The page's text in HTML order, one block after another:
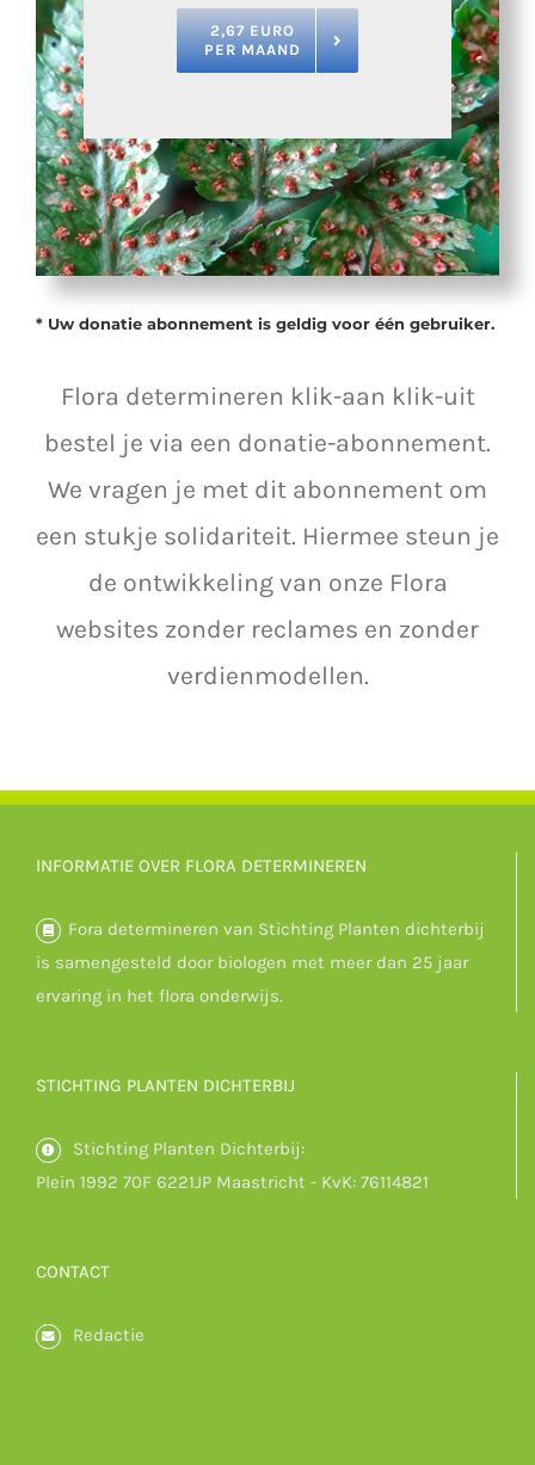
2,67 EURO
PER MAAND
* Uw donatie abonnement is geldig voor één gebruiker.
Flora determineren klik-aan klik-uit
bestel je via een donatie-abonnement.
We vragen je met dit abonnement om
een stukje solidariteit. Hiermee steun je
de ontwikkeling van onze Flora
websites zonder reclames en zonder
verdienmodellen.
INFORMATIE OVER FLORA DETERMINEREN
Fora determineren van Stichting Planten dichterbij
is samengesteld door biologen met meer dan 25 jaar
ervaring in het flora onderwijs.
STICHTING PLANTEN DICHTERBIJ
Stichting Planten Dichterbij:
Plein 1992 70F 6221JP Maastricht - KvK: 76114821
CONTACT
Redactie